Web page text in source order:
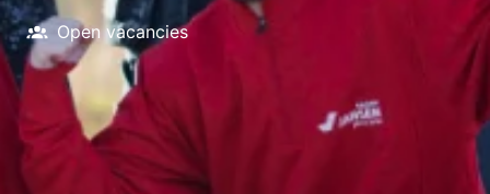
Open vacancies